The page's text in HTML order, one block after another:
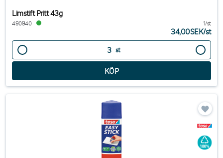
Limstift Pritt 43g
490940 1/st
34,00SEK/st
st